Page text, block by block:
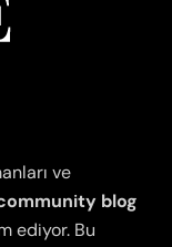
ve
blog
ediyor. Bu